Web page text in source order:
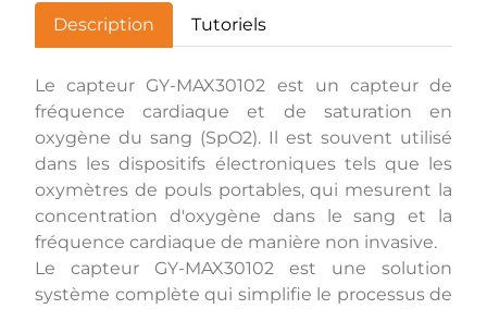
Description Tutoriels
Le capteur GY-MAX30102 est un capteur de
fréquence cardiaque et de saturation en
oxygène du sang (SpO2). Il est souvent utilisé
dans les dispositifs électroniques tels que les
oxymètres de pouls portables, qui mesurent la
concentration d'oxygène dans le sang et la
fréquence cardiaque de manière non invasive.
Le capteur GY-MAX30102 est une solution
système complète qui simplifie le processus de